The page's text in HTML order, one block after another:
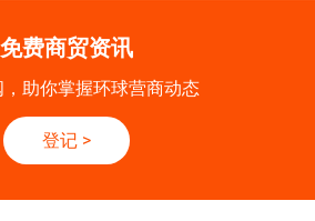
免费商贸资讯
，助你掌握环球营商动态
登记 >